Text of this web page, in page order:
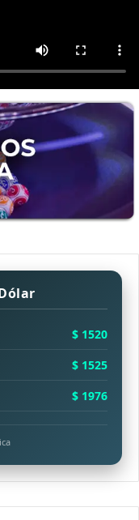
$ 1520
$ 1525
$ 1976